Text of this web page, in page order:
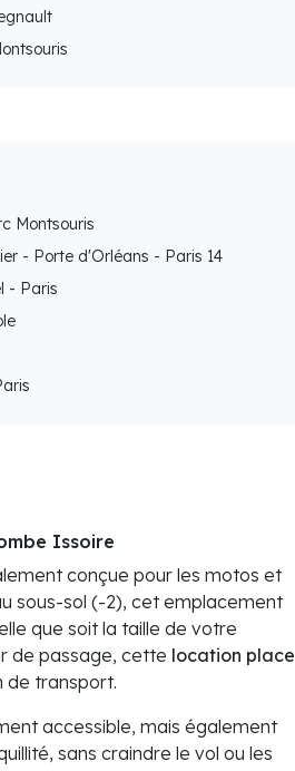
Montsouris
- Porte d'Orléans - Paris 14
- Paris
Issoire
conçue pour les motos et
sous-sol (-2), cet emplacement
que soit la taille de votre
de passage, cette location place
de transport.
accessible, mais également
sans craindre le vol ou les